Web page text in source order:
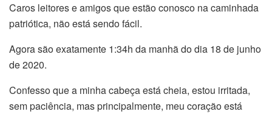
Caros leitores e amigos que estão conosco na caminhada
patriótica, não está sendo fácil.
Agora são exatamente 1:34h da manhã do dia 18 de junho
de 2020.
Confesso que a minha cabeça está cheia, estou irritada,
sem paciência, mas principalmente, meu coração está